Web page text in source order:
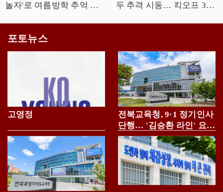
놀자'로 여름방학 추억 선
두 추격 시동… 킥오프 30
포토뉴스
고영정
전북교육청, 9·1 정기인사
단행… '김승환 라인' 요직
전면 복귀